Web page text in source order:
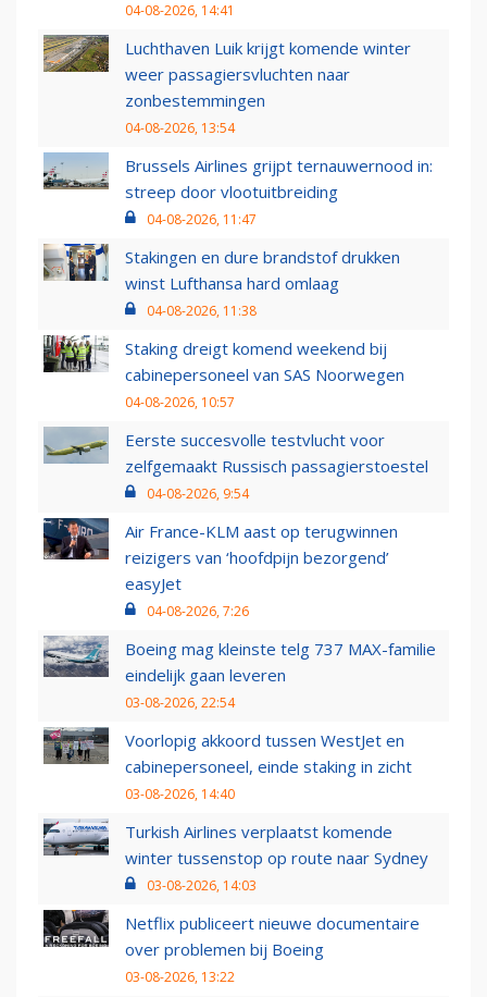
04-08-2026, 14:41
Luchthaven Luik krijgt komende winter
weer passagiersvluchten naar
zonbestemmingen
04-08-2026, 13:54
Brussels Airlines grijpt ternauwernood in:
streep door vlootuitbreiding
04-08-2026, 11:47
Stakingen en dure brandstof drukken
winst Lufthansa hard omlaag
04-08-2026, 11:38
Staking dreigt komend weekend bij
cabinepersoneel van SAS Noorwegen
04-08-2026, 10:57
Eerste succesvolle testvlucht voor
zelfgemaakt Russisch passagierstoestel
04-08-2026, 9:54
Air France-KLM aast op terugwinnen
reizigers van ‘hoofdpijn bezorgend’
easyJet
04-08-2026, 7:26
Boeing mag kleinste telg 737 MAX-familie
eindelijk gaan leveren
03-08-2026, 22:54
Voorlopig akkoord tussen WestJet en
cabinepersoneel, einde staking in zicht
03-08-2026, 14:40
Turkish Airlines verplaatst komende
winter tussenstop op route naar Sydney
03-08-2026, 14:03
Netflix publiceert nieuwe documentaire
over problemen bij Boeing
03-08-2026, 13:22